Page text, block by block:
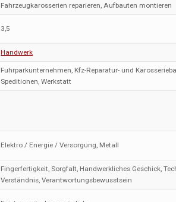
Fahrzeugkarosserien reparieren, Aufbauten montieren
3,5
Handwerk
Fuhrparkunternehmen, Kfz-Reparatur- und
Speditionen, Werkstatt
Elektro / Energie / Versorgung, Metall
Fingerfertigkeit, Sorgfalt, Handwerkliches Geschick,
Verständnis, Verantwortungsbewusstsein